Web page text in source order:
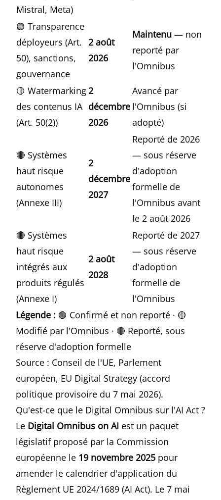
Mistral, Meta)
🟢 Transparence
déployeurs (Art.
50), sanctions,
gouvernance
2 août
2026
Maintenu — non
reporté par
l'Omnibus
🟡 Watermarking
des contenus IA
(Art. 50(2))
2
décembre
2026
Avancé par
l'Omnibus (si
adopté)
🔴 Systèmes
haut risque
autonomes
(Annexe III)
2
décembre
2027
Reporté de 2026
— sous réserve
d'adoption
formelle de
l'Omnibus avant
le 2 août 2026
🔴 Systèmes
haut risque
intégrés aux
produits régulés
(Annexe I)
2 août
2028
Reporté de 2027
— sous réserve
d'adoption
formelle de
l'Omnibus
Légende : 🟢 Confirmé et non reporté · 🟡
Modifié par l'Omnibus · 🔴 Reporté, sous
réserve d'adoption formelle
Source : Conseil de l'UE, Parlement
européen, EU Digital Strategy (accord
politique provisoire du 7 mai 2026).
Qu'est-ce que le Digital Omnibus sur l'AI Act ?
Le Digital Omnibus on AI est un paquet
législatif proposé par la Commission
européenne le 19 novembre 2025 pour
amender le calendrier d'application du
Règlement UE 2024/1689 (AI Act). Le 7 mai